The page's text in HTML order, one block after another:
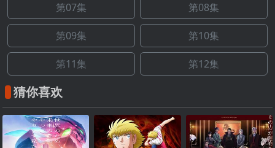
第07集 第08集
第09集 第10集
第11集 第12集
猜你喜欢